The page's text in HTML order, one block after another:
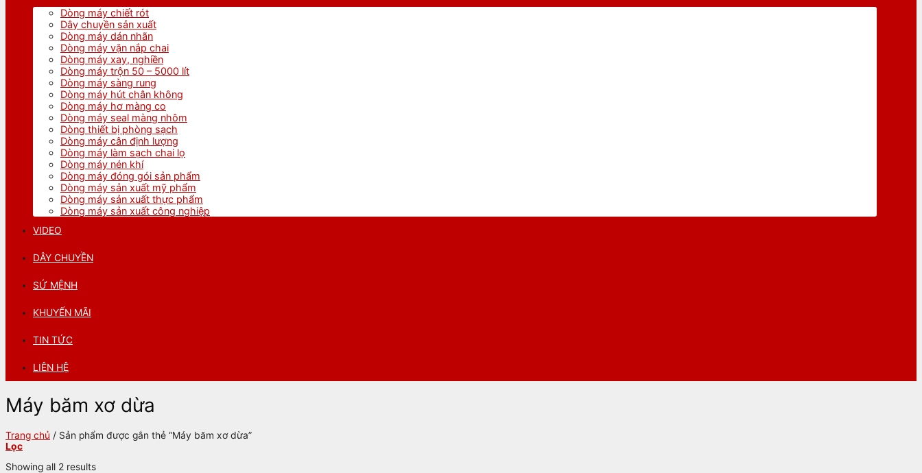
Dòng máy chiết rót
Dây chuyền sản xuất
Dòng máy dán nhãn
Dòng máy vặn nắp chai
Dòng máy xay, nghiền
Dòng máy trộn 50 – 5000 lít
Dòng máy sàng rung
Dòng máy hút chân không
Dòng máy hơ màng co
Dòng máy seal màng nhôm
Dòng thiết bị phòng sạch
Dòng máy cân định lượng
Dòng máy làm sạch chai lọ
Dòng máy nén khí
Dòng máy đóng gói sản phẩm
Dòng máy sản xuất mỹ phẩm
Dòng máy sản xuất thực phẩm
Dòng máy sản xuất công nghiệp
VIDEO
DÂY CHUYỀN
SỨ MỆNH
KHUYẾN MÃI
TIN TỨC
LIÊN HỆ
Máy băm xơ dừa
Trang chủ / Sản phẩm được gắn thẻ “Máy băm xơ dừa”
Lọc
Showing all 2 results